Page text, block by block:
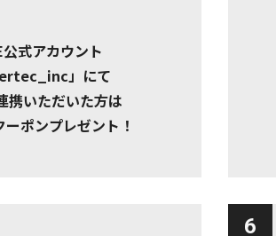
公式アカウント
」にて
携いただいた方は
ポンプレゼント！
6